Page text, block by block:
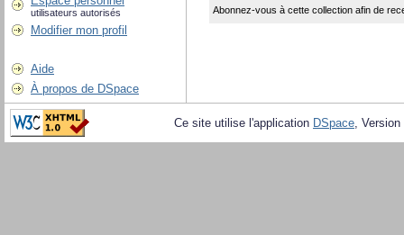
utilisateurs autorisés
Modifier mon profil
Aide
À propos de DSpace
Abonnez-vous à cette collection afin de
Ce site utilise l'application DSpace,